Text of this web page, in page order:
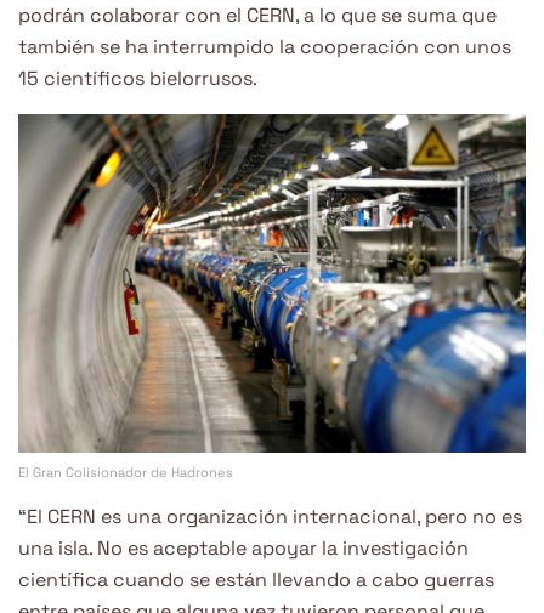
podrán colaborar con el CERN, a lo que se suma que
también se ha interrumpido la cooperación con unos
15 científicos bielorrusos.
El Gran Colisionador de Hadrones
“El CERN es una organización internacional, pero no es
una isla. No es aceptable apoyar la investigación
científica cuando se están llevando a cabo guerras